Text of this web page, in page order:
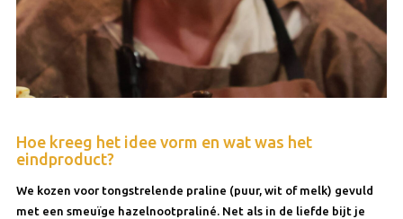
Hoe kreeg het idee vorm en wat was het
eindproduct?
We kozen voor tongstrelende praline (puur, wit of melk) gevuld
met een smeuïge hazelnootpraliné. Net als in de liefde bijt je